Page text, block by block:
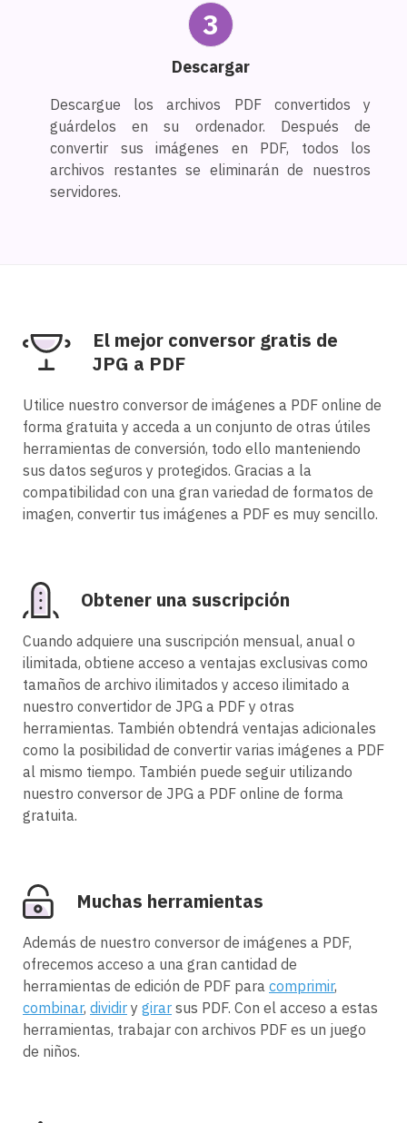
3
Descargar
Descargue los archivos PDF convertidos y
guárdelos en su ordenador. Después de
convertir sus imágenes en PDF, todos los
archivos restantes se eliminarán de nuestros
servidores.
El mejor conversor gratis de
JPG a PDF
Utilice nuestro conversor de imágenes a PDF online de
forma gratuita y acceda a un conjunto de otras útiles
herramientas de conversión, todo ello manteniendo
sus datos seguros y protegidos. Gracias a la
compatibilidad con una gran variedad de formatos de
imagen, convertir tus imágenes a PDF es muy sencillo.
Obtener una suscripción
Cuando adquiere una suscripción mensual, anual o
ilimitada, obtiene acceso a ventajas exclusivas como
tamaños de archivo ilimitados y acceso ilimitado a
nuestro convertidor de JPG a PDF y otras
herramientas. También obtendrá ventajas adicionales
como la posibilidad de convertir varias imágenes a PDF
al mismo tiempo. También puede seguir utilizando
nuestro conversor de JPG a PDF online de forma
gratuita.
Muchas herramientas
Además de nuestro conversor de imágenes a PDF,
ofrecemos acceso a una gran cantidad de
herramientas de edición de PDF para comprimir,
combinar, dividir y girar sus PDF. Con el acceso a estas
herramientas, trabajar con archivos PDF es un juego
de niños.